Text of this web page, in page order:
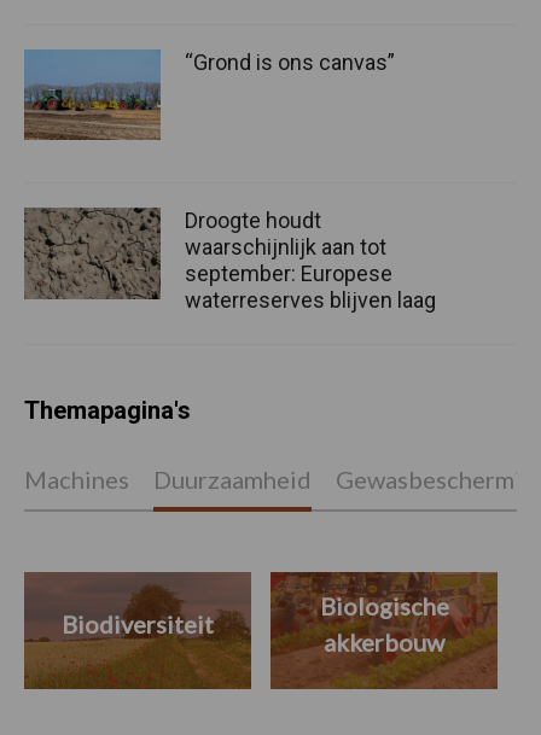
“Grond is ons canvas”
Droogte houdt
waarschijnlijk aan tot
september: Europese
waterreserves blijven laag
Themapagina's
Machines Duurzaamheid
Biodiversiteit
Biologische
akkerbouw